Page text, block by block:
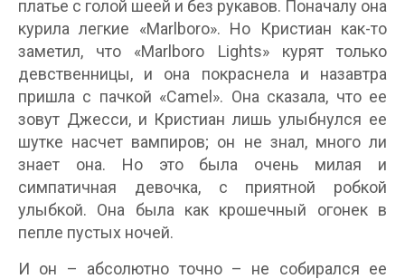
платье с голой шеей и без рукавов. Поначалу она
курила легкие «Marlboro». Но Кристиан как-то
заметил, что «Marlboro Lights» курят только
девственницы, и она покраснела и назавтра
пришла с пачкой «Camel». Она сказала, что ее
зовут Джесси, и Кристиан лишь улыбнулся ее
шутке насчет вампиров; он не знал, много ли
знает она. Но это была очень милая и
симпатичная девочка, с приятной робкой
улыбкой. Она была как крошечный огонек в
пепле пустых ночей.
И он – абсолютно точно – не собирался ее